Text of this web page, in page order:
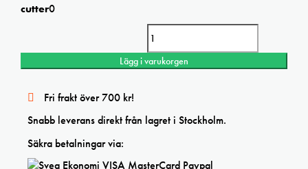
cutter0
Lägg i varukorgen
Fri frakt över 700 kr!
Snabb leverans direkt från lagret i Stockholm.
Säkra betalningar via: